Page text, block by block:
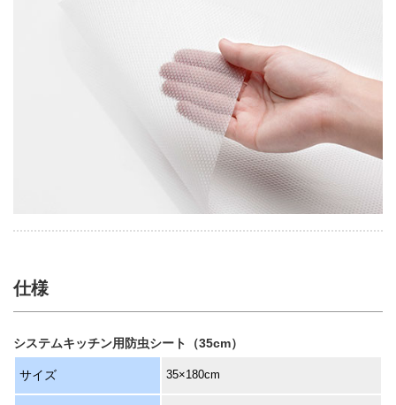
仕様
システムキッチン用防虫シート（35cm）
サイズ 35×180cm